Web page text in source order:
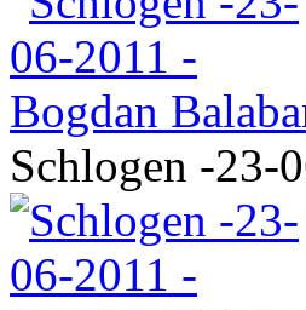
Schlogen -23-